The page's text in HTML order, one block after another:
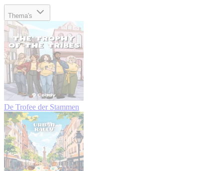
Thema's
De Trofee der Stammen